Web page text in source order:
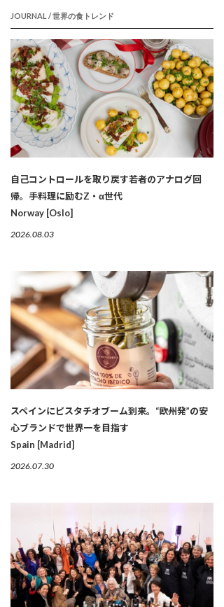
JOURNAL / 世界の食トレンド
自己コントロールを取り戻す若者のアナログ回
帰。手料理に励むZ・α世代
Norway [Oslo]
2026.08.03
スペインにピスタチオブーム到来。“欧州発”の安
心ブランドで世界一を目指す
Spain [Madrid]
2026.07.30